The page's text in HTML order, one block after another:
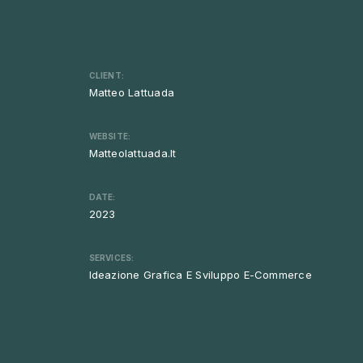
CLIENT:
Matteo Lattuada
WEBSITE:
Matteolattuada.it
DATE:
2023
SERVICES:
Ideazione Grafica E Sviluppo E-Commerce